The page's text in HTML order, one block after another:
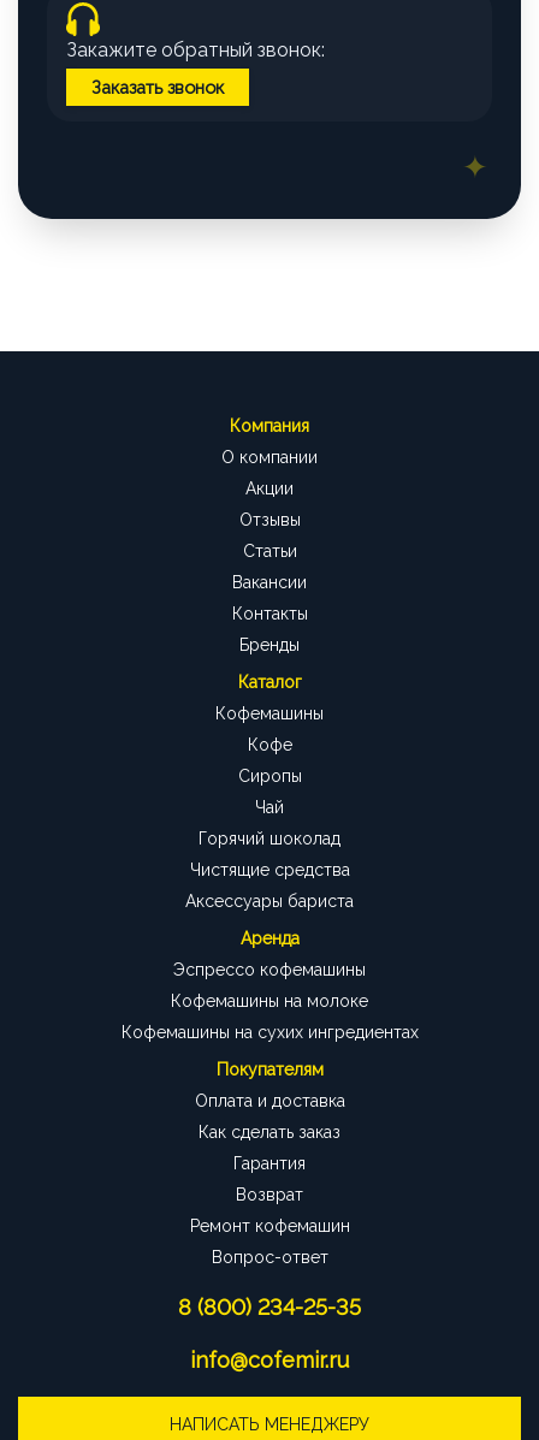
Закажите обратный звонок:
Заказать звонок
Компания
О компании
Акции
Отзывы
Статьи
Вакансии
Контакты
Бренды
Каталог
Кофемашины
Кофе
Сиропы
Чай
Горячий шоколад
Чистящие средства
Аксессуары бариста
Аренда
Эспрессо кофемашины
Кофемашины на молоке
Кофемашины на сухих ингредиентах
Покупателям
Оплата и доставка
Как сделать заказ
Гарантия
Возврат
Ремонт кофемашин
Вопрос-ответ
8 (800) 234-25-35
info@cofemir.ru
НАПИСАТЬ МЕНЕДЖЕРУ